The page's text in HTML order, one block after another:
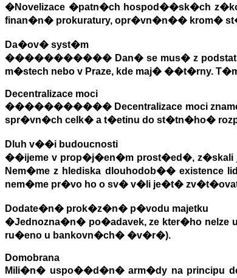
�Novelizace �patn�ch hospod��sk�ch
finan�n� prokuratury, opr�vn�n�� krom�
Da�ov� syst�m
����������� Dan� se mus� z
m�stech nebo v Praze, kde maj� ��t�rny.
Decentralizace moci
����������� Decentralizace moci
spr�vn�ch celk� a t�etinu do st�tn�ho�
Dluh v��i budoucnosti
��ijeme v prop�j�en�m prost�ed�, z�skali
Nem�me z hlediska dlouhodob�� existence
nem�me pr�vo ho o sv� v�li je�t�
Dodate�n� prok�z�n� p�vodu majetku
�Jednozna�n� po�adavek, ze kter�ho nelze
ru�eno u bankovn�ch� �v�r�).
Domobrana
Mili�n� uspo��d�n� arm�dy na principu